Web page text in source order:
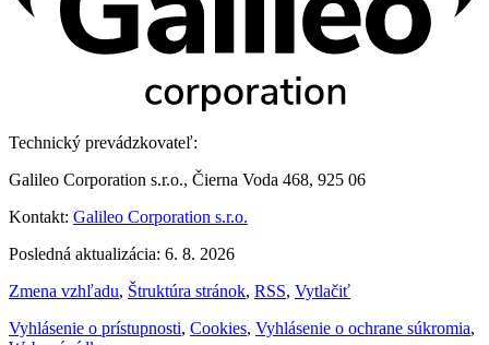
Technický prevádzkovateľ:
Galileo Corporation s.r.o., Čierna Voda 468, 925 06
Kontakt: Galileo Corporation s.r.o.
Posledná aktualizácia: 6. 8. 2026
Zmena vzhľadu, Štruktúra stránok, RSS, Vytlačiť
Vyhlásenie o prístupnosti, Cookies, Vyhlásenie o ochrane súkromia,